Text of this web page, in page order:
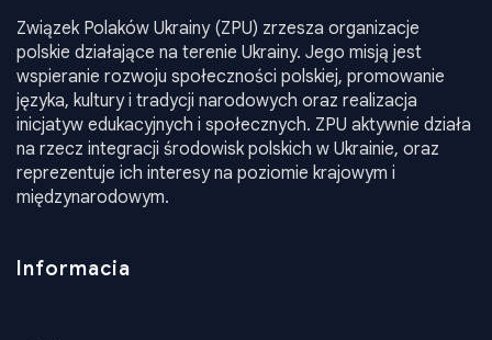
Związek Polaków Ukrainy (ZPU) zrzesza organizacje
polskie działające na terenie Ukrainy. Jego misją jest
wspieranie rozwoju społeczności polskiej, promowanie
języka, kultury i tradycji narodowych oraz realizacja
inicjatyw edukacyjnych i społecznych. ZPU aktywnie działa
na rzecz integracji środowisk polskich w Ukrainie, oraz
reprezentuje ich interesy na poziomie krajowym i
międzynarodowym.
Informacia